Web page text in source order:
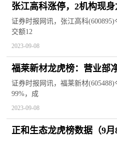
张江高科涨停，2机构现
证券时报网讯，张江高科
交额12
2023-09-08
福莱新材龙虎榜：营业部
证券时报网讯，福莱新材
99%，成
2023-09-08
正和生态龙虎榜数据（9月